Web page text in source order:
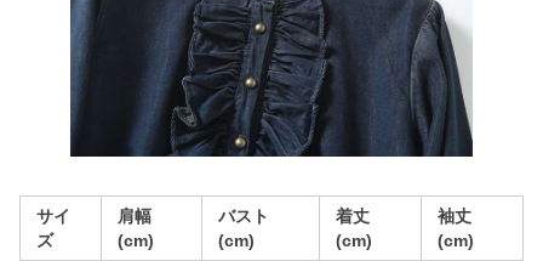
サイ
ズ
肩幅
(cm)
バスト
(cm)
着丈
(cm)
袖丈
(cm)